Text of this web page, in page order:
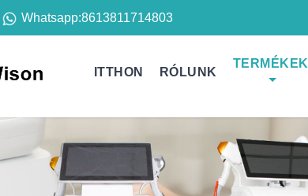
Whatsapp:8613811714803
ITTHON RÓLUNK
TERMÉKEK